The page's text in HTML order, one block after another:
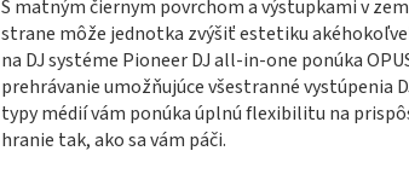
S matným čiernym povrchom a výstupkami v
strane môže jednotka zvýšiť estetiku
na DJ systéme Pioneer DJ all-in-one ponúka
prehrávanie umožňujúce všestranné vystúpenia
typy médií vám ponúka úplnú flexibilitu na
hranie tak, ako sa vám páči.